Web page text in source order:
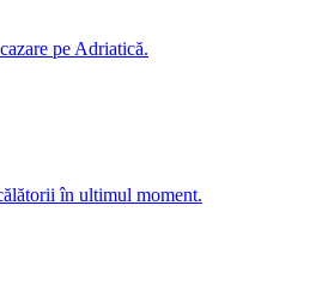
pe Adriatică.
în ultimul moment.